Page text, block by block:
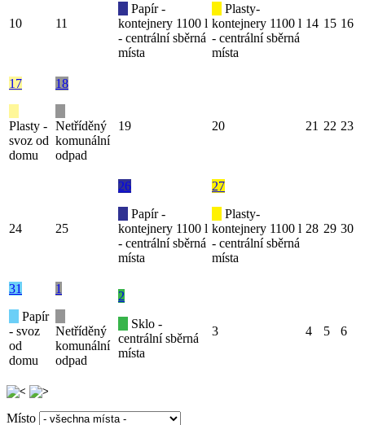
10 11
Papír -
kontejnery 1100 l
- centrální sběrná
místa
Plasty-
kontejnery 1100 l
- centrální sběrná
místa
14 15 16
17
Plasty -
svoz od
domu
18
Netříděný
komunální
odpad
19 20 21 22 23
24 25
26
Papír -
kontejnery 1100 l
- centrální sběrná
místa
27
Plasty-
kontejnery 1100 l
- centrální sběrná
místa
28 29 30
31
Papír
- svoz
od
domu
1
Netříděný
komunální
odpad
2
Sklo -
centrální sběrná
místa
3 4 5 6
Místo